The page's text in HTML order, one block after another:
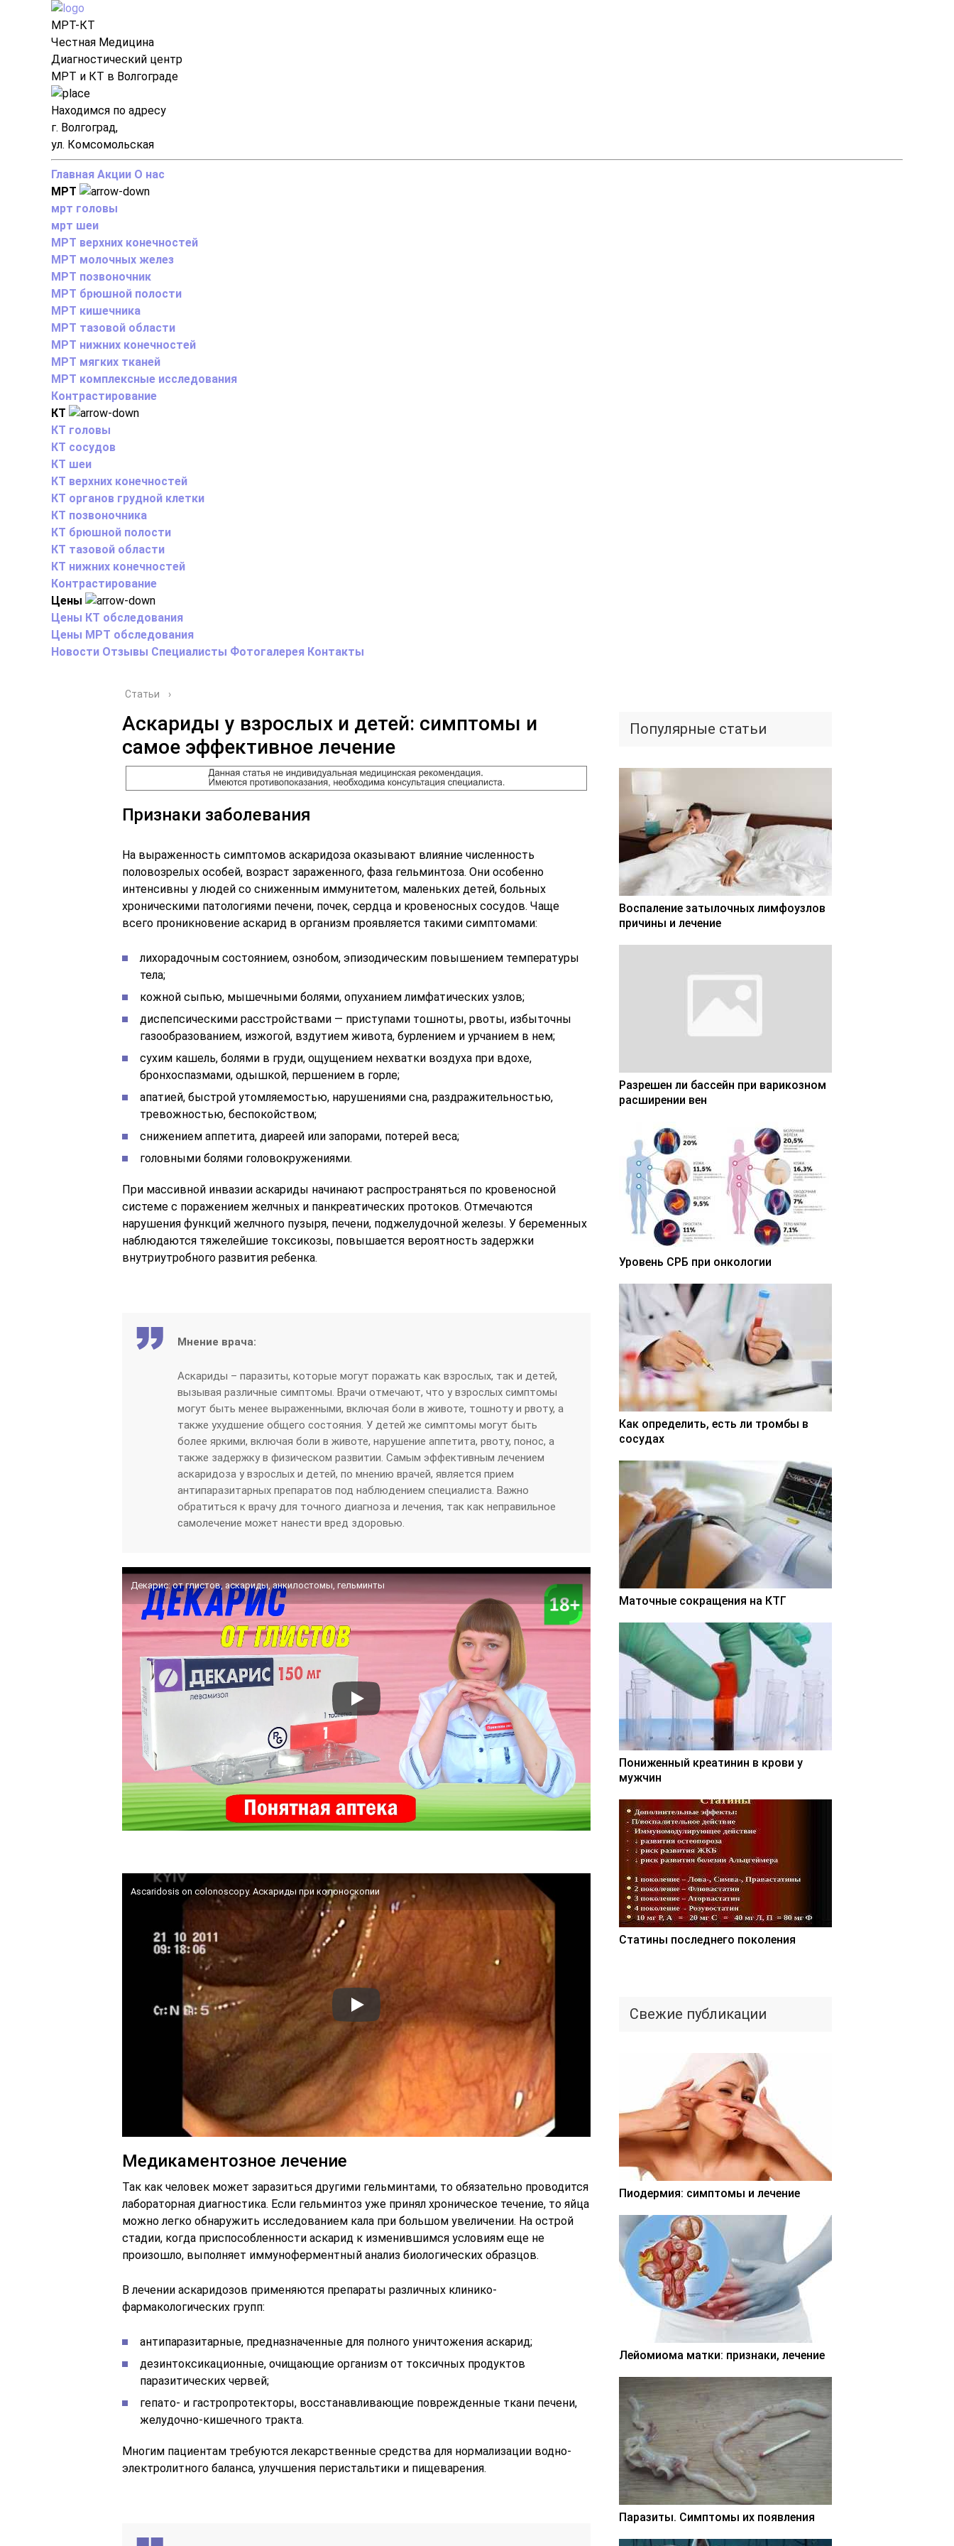
МРТ-КТ
Честная Медицина
Диагностический центр
МРТ и КТ в Волгограде
Находимся по адресу
г. Волгоград,
ул. Комсомольская
Главная Акции О нас
МРТ
мрт головы
мрт шеи
МРТ верхних конечностей
МРТ молочных желез
МРТ позвоночник
МРТ брюшной полости
МРТ кишечника
МРТ тазовой области
МРТ нижних конечностей
МРТ мягких тканей
МРТ комплексные исследования
Контрастирование
КТ
КТ головы
КТ сосудов
КТ шеи
КТ верхних конечностей
КТ органов грудной клетки
КТ позвоночника
КТ брюшной полости
КТ тазовой области
КТ нижних конечностей
Контрастирование
Цены
Цены КТ обследования
Цены МРТ обследования
Новости Отзывы Специалисты Фотогалерея Контакты
Статьи ›
Аскариды у взрослых и детей: симптомы и
самое эффективное лечение
Признаки заболевания
На выраженность симптомов аскаридоза оказывают влияние численность
половозрелых особей, возраст зараженного, фаза гельминтоза. Они особенно
интенсивны у людей со сниженным иммунитетом, маленьких детей, больных
хроническими патологиями печени, почек, сердца и кровеносных сосудов. Чаще
всего проникновение аскарид в организм проявляется такими симптомами:
лихорадочным состоянием, ознобом, эпизодическим повышением температуры
тела;
кожной сыпью, мышечными болями, опуханием лимфатических узлов;
диспепсическими расстройствами — приступами тошноты, рвоты, избыточны
газообразованием, изжогой, вздутием живота, бурлением и урчанием в нем;
сухим кашель, болями в груди, ощущением нехватки воздуха при вдохе,
бронхоспазмами, одышкой, першением в горле;
апатией, быстрой утомляемостью, нарушениями сна, раздражительностью,
тревожностью, беспокойством;
снижением аппетита, диареей или запорами, потерей веса;
головными болями головокружениями.
При массивной инвазии аскариды начинают распространяться по кровеносной
системе с поражением желчных и панкреатических протоков. Отмечаются
нарушения функций желчного пузыря, печени, поджелудочной железы. У беременных
наблюдаются тяжелейшие токсикозы, повышается вероятность задержки
внутриутробного развития ребенка.
Мнение врача:
Аскариды – паразиты, которые могут поражать как взрослых, так и детей,
вызывая различные симптомы. Врачи отмечают, что у взрослых симптомы
могут быть менее выраженными, включая боли в животе, тошноту и рвоту, а
также ухудшение общего состояния. У детей же симптомы могут быть
более яркими, включая боли в животе, нарушение аппетита, рвоту, понос, а
также задержку в физическом развитии. Самым эффективным лечением
аскаридоза у взрослых и детей, по мнению врачей, является прием
антипаразитарных препаратов под наблюдением специалиста. Важно
обратиться к врачу для точного диагноза и лечения, так как неправильное
самолечение может нанести вред здоровью.
Декарис: от глистов, аскариды, анкилостомы, гельминты
Ascaridosis on colonoscopy. Аскариды при колоноскопии
Медикаментозное лечение
Так как человек может заразиться другими гельминтами, то обязательно проводится
лабораторная диагностика. Если гельминтоз уже принял хроническое течение, то яйца
можно легко обнаружить исследованием кала при большом увеличении. На острой
стадии, когда приспособленности аскарид к изменившимся условиям еще не
произошло, выполняет иммуноферментный анализ биологических образцов.
В лечении аскаридозов применяются препараты различных клинико-
фармакологических групп:
антипаразитарные, предназначенные для полного уничтожения аскарид;
дезинтоксикационные, очищающие организм от токсичных продуктов
паразитических червей;
гепато- и гастропротекторы, восстанавливающие поврежденные ткани печени,
желудочно-кишечного тракта.
Многим пациентам требуются лекарственные средства для нормализации водно-
электролитного баланса, улучшения перистальтики и пищеварения.
Популярные статьи
Воспаление затылочных лимфоузлов
причины и лечение
Разрешен ли бассейн при варикозном
расширении вен
Уровень СРБ при онкологии
Как определить, есть ли тромбы в
сосудах
Маточные сокращения на КТГ
Пониженный креатинин в крови у
мужчин
Статины последнего поколения
Свежие публикации
Пиодермия: симптомы и лечение
Лейомиома матки: признаки, лечение
Паразиты. Симптомы их появления